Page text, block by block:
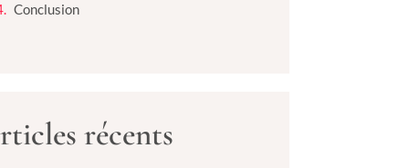
Conclusion
récents